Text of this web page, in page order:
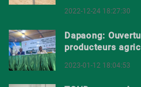
2022-12-24 18:27:30
Dapaong:
producteurs
2023-01-12 18:04:53